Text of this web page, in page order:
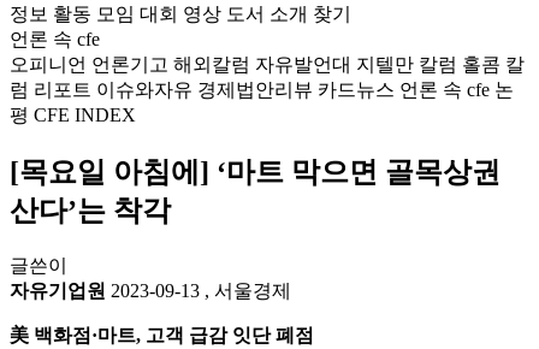
정보 활동 모임 대회 영상 도서 소개 찾기
언론 속 cfe
오피니언 언론기고 해외칼럼 자유발언대 지텔만 칼럼 홀콤 칼
럼 리포트 이슈와자유 경제법안리뷰 카드뉴스 언론 속 cfe 논
평 CFE INDEX
[목요일 아침에] ‘마트 막으면 골목상권
산다’는 착각
글쓴이
자유기업원 2023-09-13 , 서울경제
美 백화점·마트, 고객 급감 잇단 폐점